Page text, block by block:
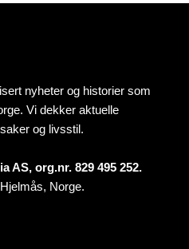
nyheter og historier som
Vi dekker aktuelle
og livsstil.
AS, org.nr. 829 495 252.
Norge.